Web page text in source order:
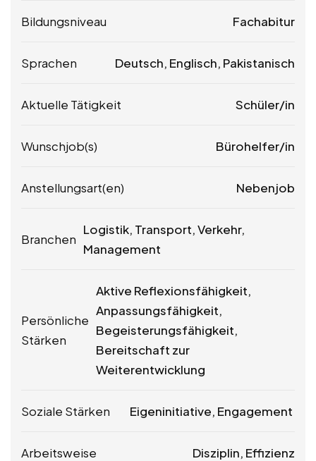
Bildungsniveau Fachabitur
Sprachen Deutsch, Englisch, Pakistanisch
Aktuelle Tätigkeit Schüler/in
Wunschjob(s) Bürohelfer/in
Anstellungsart(en) Nebenjob
Branchen
Logistik, Transport, Verkehr,
Management
Persönliche
Stärken
Aktive Reflexionsfähigkeit,
Anpassungsfähigkeit,
Begeisterungsfähigkeit,
Bereitschaft zur
Weiterentwicklung
Soziale Stärken Eigeninitiative, Engagement
Arbeitsweise Disziplin, Effizienz